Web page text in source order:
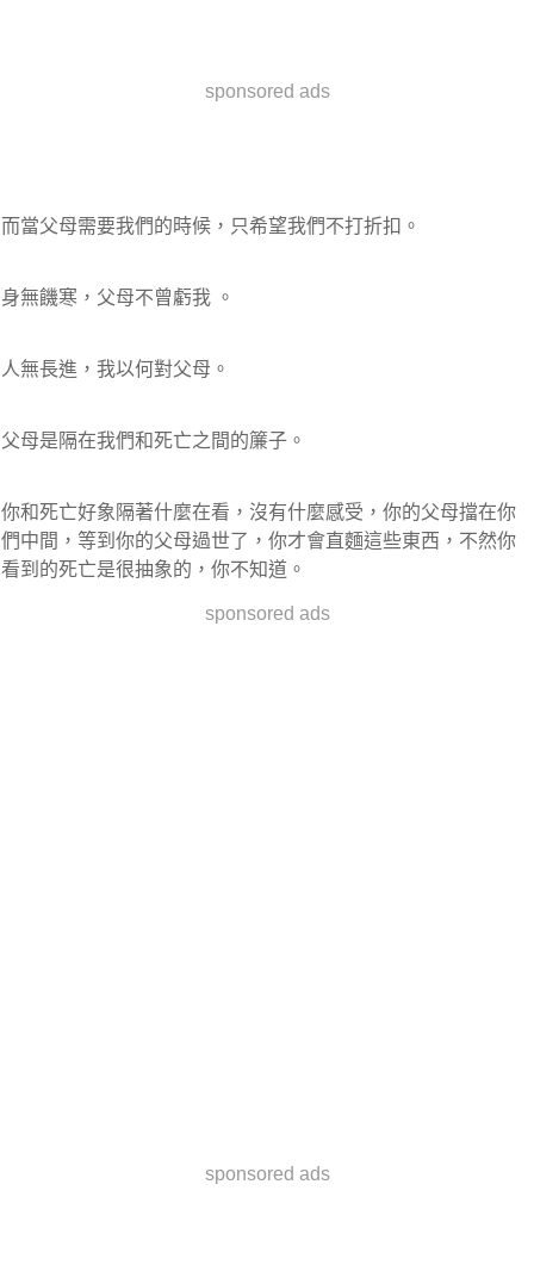
sponsored ads
而當父母需要我們的時候，只希望我們不打折扣。
身無饑寒，父母不曾虧我 。
人無長進，我以何對父母。
父母是隔在我們和死亡之間的簾子。
你和死亡好象隔著什麼在看，沒有什麼感受，你的父母擋在你
們中間，等到你的父母過世了，你才會直麵這些東西，不然你
看到的死亡是很抽象的，你不知道。
sponsored ads
sponsored ads